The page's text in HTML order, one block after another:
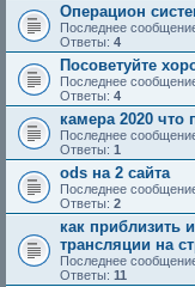
Операцион
Последнее
Ответы: 4
Посоветуйте
Последнее
Ответы: 4
камера 2020 что
Последнее
Ответы: 1
ods на 2 сайта
Последнее
Ответы: 2
как приблизить
трансляции на
Последнее
Ответы: 11